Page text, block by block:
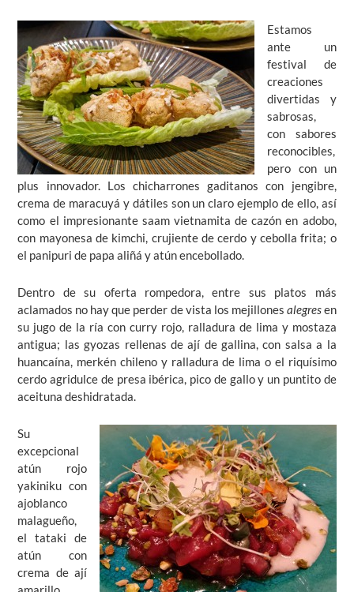
Estamos
ante un
festival de
creaciones
divertidas y
sabrosas,
con sabores
reconocibles,
pero con un
plus innovador. Los chicharrones gaditanos con jengibre,
crema de maracuyá y dátiles son un claro ejemplo de ello, así
como el impresionante saam vietnamita de cazón en adobo,
con mayonesa de kimchi, crujiente de cerdo y cebolla frita; o
el panipuri de papa aliñá y atún encebollado.
Dentro de su oferta rompedora, entre sus platos más
aclamados no hay que perder de vista los mejillones alegresen
su jugo de la ría con curry rojo, ralladura de lima y mostaza
antigua; las gyozas rellenas de ají de gallina, con salsa a la
huancaína, merkén chileno y ralladura de lima o el riquísimo
cerdo agridulce de presa ibérica, pico de gallo y un puntito de
aceituna deshidratada.
Su
excepcional
atún rojo
yakiniku con
ajoblanco
malagueño,
el tataki de
atún con
crema de ají